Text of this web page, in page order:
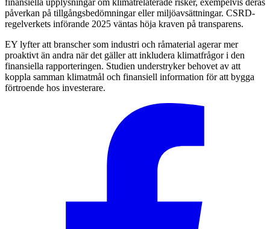
påverkan på tillgångsbedömningar eller miljöavsättningar. CSRD-
regelverkets införande 2025 väntas höja kraven på transparens.
EY lyfter att branscher som industri och råmaterial agerar mer
proaktivt än andra när det gäller att inkludera klimatfrågor i den
finansiella rapporteringen. Studien understryker behovet av att
koppla samman klimatmål och finansiell information för att bygga
förtroende hos investerare.